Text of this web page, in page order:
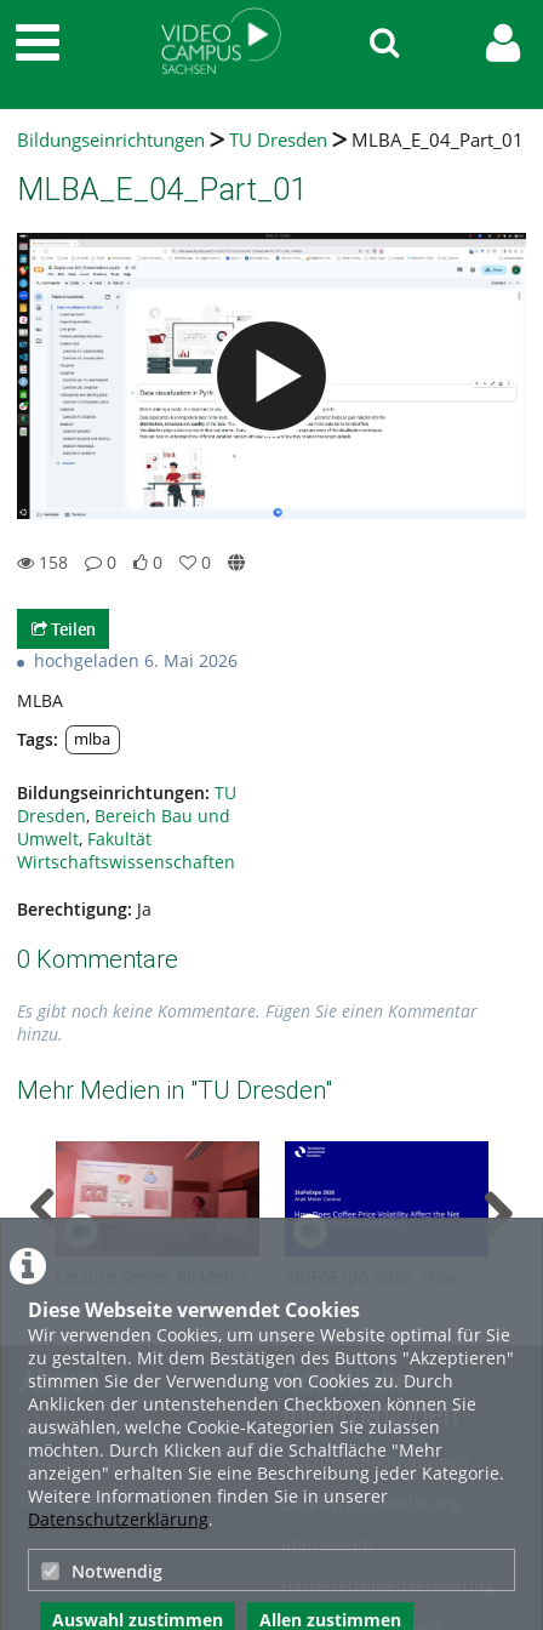
Diese Webseite verwendet Cookies
Wir verwenden Cookies, um unsere Website optimal für Sie
zu gestalten. Mit dem Bestätigen des Buttons "Akzeptieren"
stimmen Sie der Verwendung von Cookies zu. Durch
Anklicken der untenstehenden Checkboxen können Sie
auswählen, welche Cookie-Kategorien Sie zulassen
möchten. Durch Klicken auf die Schaltfläche "Mehr
anzeigen" erhalten Sie eine Beschreibung jeder Kategorie.
Weitere Informationen finden Sie in unserer
Datenschutzerklärung.
Notwendig
Auswahl zustimmen Allen zustimmen
Bildungseinrichtungen TU Dresden MLBA_E_04_Part_01
MLBA_E_04_Part_01
158
0
0
0
Teilen
hochgeladen 6. Mai 2026
MLBA
Tags:
mlba
Bildungseinrichtungen: TU
Dresden, Bereich Bau und
Umwelt, Fakultät
Wirtschaftswissenschaften
Berechtigung: Ja
0 Kommentare
Es gibt noch keine Kommentare. Fügen Sie einen Kommentar
hinzu.
Mehr Medien in "TU Dresden"
SS2026 Guest A.
Guehnemann
Does Coffee Price
Volatility Affect the Net
Income of Mexican
Producers?
About
Erste Schritte
Häufige Fragen - FAQ
Betriebsstatus
Rechtliche
Informationen
Nutzungsbedingungen
Datenschutzerklärung
Impressum
Barrierefreiheitserklärung